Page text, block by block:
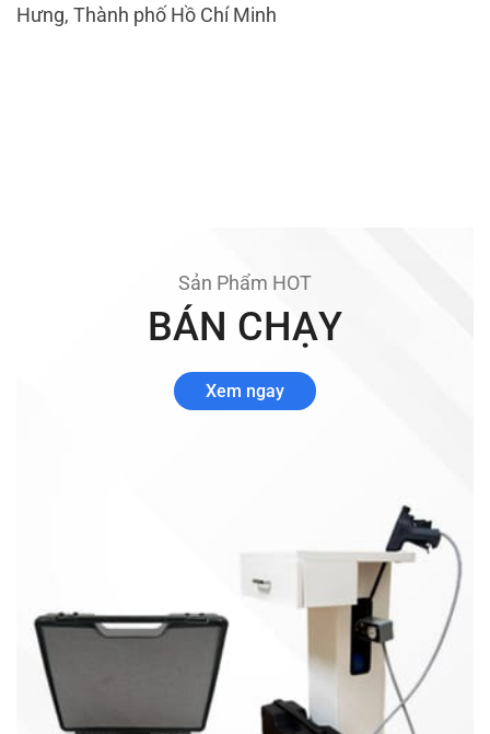
Hưng, Thành phố Hồ Chí Minh
Sản Phẩm HOT
BÁN CHẠY
Xem ngay